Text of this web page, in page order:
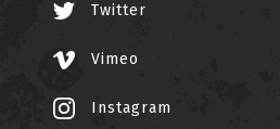
Twitter
Vimeo
Instagram